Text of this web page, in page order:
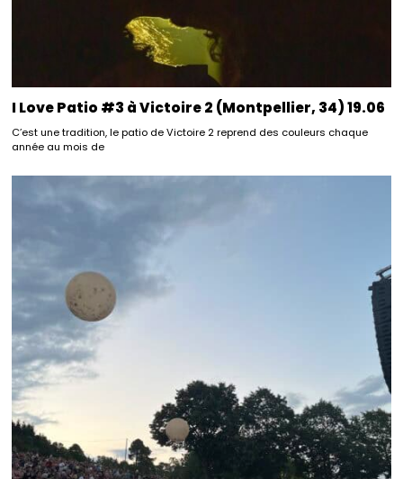
I Love Patio #3 à Victoire 2 (Montpellier, 34) 19.06
C’est une tradition, le patio de Victoire 2 reprend des couleurs chaque
année au mois de